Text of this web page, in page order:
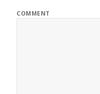
COMMENT